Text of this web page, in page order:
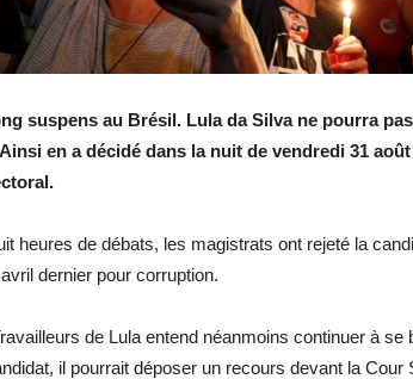
suspens au Brésil. Lula da Silva ne pourra
en a décidé dans la nuit de vendredi 31
heures de débats, les magistrats ont rejeté la
dernier pour corruption.
de Lula entend néanmoins continuer à se
il pourrait déposer un recours devant la Cour